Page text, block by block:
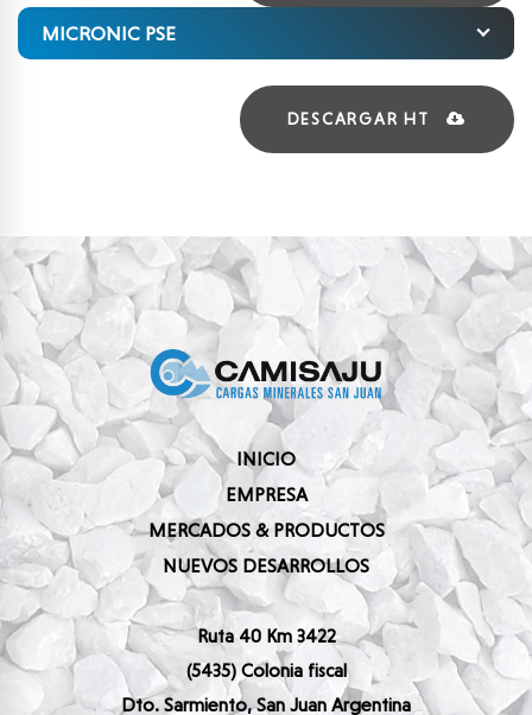
MICRONIC PSE
DESCARGAR HT
INICIO
EMPRESA
MERCADOS & PRODUCTOS
NUEVOS DESARROLLOS
Ruta 40 Km 3422
(5435) Colonia fiscal
Dto. Sarmiento, San Juan Argentina